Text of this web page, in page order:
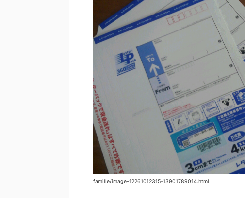
famille/image-12261012315-13901789014.html